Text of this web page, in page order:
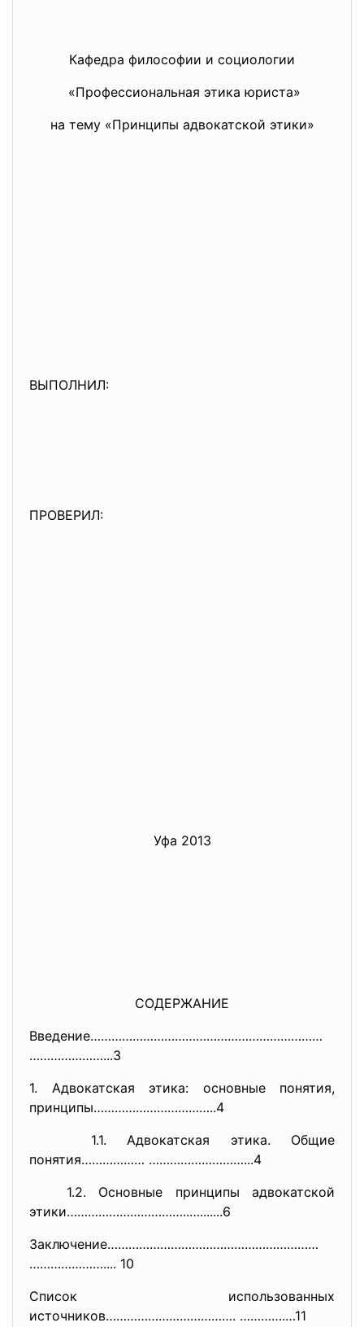
Кафедра философии и социологии
«Профессиональная этика юриста»
на тему «Принципы адвокатской этики»
ВЫПОЛНИЛ:
ПРОВЕРИЛ:
Уфа 2013
СОДЕРЖАНИЕ
Введение…………………………………………………………
…………………...3
1. Адвокатская этика: основные понятия,
принципы……………………………..4
1.1. Адвокатская этика. Общие
понятия……………… ………………………...4
1.2. Основные принципы адвокатской
этики……………………………..….......6
Заключение……………………………………………………
………………….... 10
Список использованных
источников………………………………. ………….…11